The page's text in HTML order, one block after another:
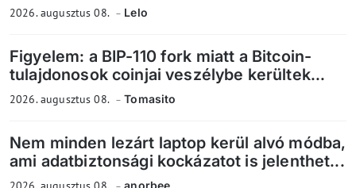
2026. augusztus 08. Lelo
Figyelem: a BIP-110 fork miatt a Bitcoin-
tulajdonosok coinjai veszélybe kerültek...
2026. augusztus 08. Tomasito
Nem minden lezárt laptop kerül alvó módba,
ami adatbiztonsági kockázatot is jelenthet...
anorbee